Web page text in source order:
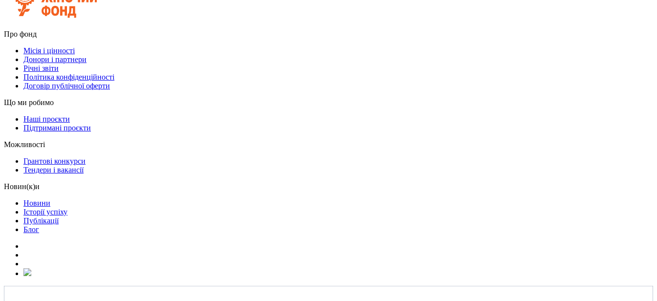
Про фонд
Місія і цінності
Донори і партнери
Річні звіти
Політика конфіденційності
Договір публічної оферти
Що ми робимо
Наші проєкти
Підтримані проєкти
Можливості
Грантові конкурси
Тендери і вакансії
Новин(к)и
Новини
Історії успіху
Публікації
Блог